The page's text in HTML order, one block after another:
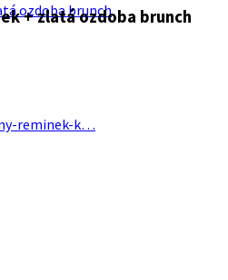
+ zlatá ozdoba brunch
reminek-k…